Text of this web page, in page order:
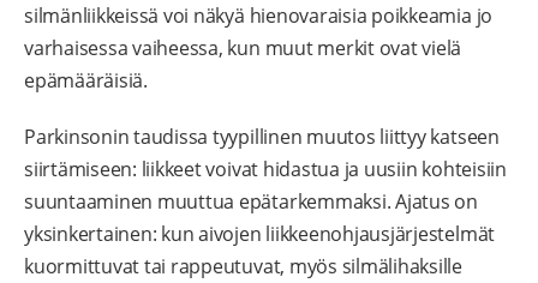
silmänliikkeissä voi näkyä hienovaraisia poikkeamia jo
varhaisessa vaiheessa, kun muut merkit ovat vielä
epämääräisiä.
Parkinsonin taudissa tyypillinen muutos liittyy katseen
siirtämiseen: liikkeet voivat hidastua ja uusiin kohteisiin
suuntaaminen muuttua epätarkemmaksi. Ajatus on
yksinkertainen: kun aivojen liikkeenohjausjärjestelmät
kuormittuvat tai rappeutuvat, myös silmälihaksille